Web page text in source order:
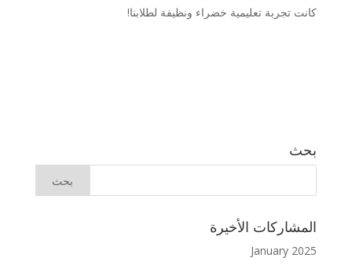
كانت تجربة تعليمية خضراء ونظيفة لطلابنا!
بحث
المشاركات الأخيرة
January 2025